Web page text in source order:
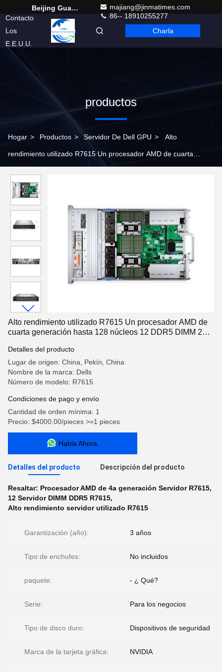
Beijing Guangtian Runze Technology Co., Ltd.
majiang@jinmatimes.com
86-- 18910255277
Contacto
Los
E.E.U.U.
Spanish Charla
productos
Hogar > Productos > Servidor De Dell GPU > Alto
rendimiento utilizado R7615 Un procesador AMD de cuarta
servidor de rack
Alto rendimiento utilizado R7615 Un procesador AMD de
cuarta generación hasta 128 núcleos 12 DDR5 DIMM 2U
Detalles del producto
Lugar de origen: China, Pekín, China
Nombre de la marca: Dells
Número de modelo: R7615
Condiciones de pago y envío
Cantidad de orden mínima: 1
Precio: $4000.00/pieces >=1 pieces
Habla Ahora.
Detalles del producto Descripción del producto
Resaltar: Procesador AMD de 4a generación Servidor R7615,
12 Servidor DIMM DDR5 R7615,
Alto rendimiento servidor utilizado R7615
Garantización (año): 3 años
Tipo de enchufes: No incluidos
paquete: - ¿ Qué?
Serie: Para los negocios
Tipo de disco duro: Dispositivos de seguridad
Marca de la tarjeta gráfica: NVIDIA